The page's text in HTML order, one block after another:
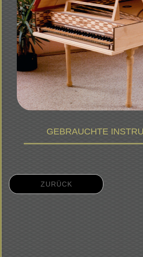
GEBRAUCHTE
ZURÜCK